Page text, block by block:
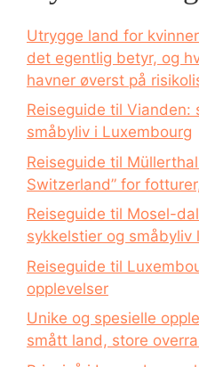
Utrygge land for
det egentlig betyr, og
havner øverst på
Reiseguide til Vianden:
småbyliv i Luxembourg
Reiseguide til
Switzerland” for
Reiseguide til Mosel-
sykkelstier og småbyliv
Reiseguide til
opplevelser
Unike og spesielle
smått land, store